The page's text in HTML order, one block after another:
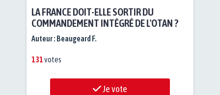
LA FRANCE DOIT-ELLE SORTIR DU
COMMANDEMENT INTÉGRÉ DE L'OTAN ?
Auteur : Beaugeard F.
131votes
Je vote